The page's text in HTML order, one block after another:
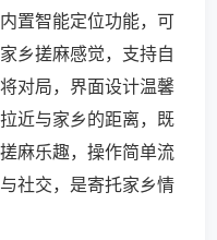
置智能定位功能，可
乡搓麻感觉，支持自
对局，界面设计温馨
近与家乡的距离，既
麻乐趣，操作简单流
社交，是寄托家乡情